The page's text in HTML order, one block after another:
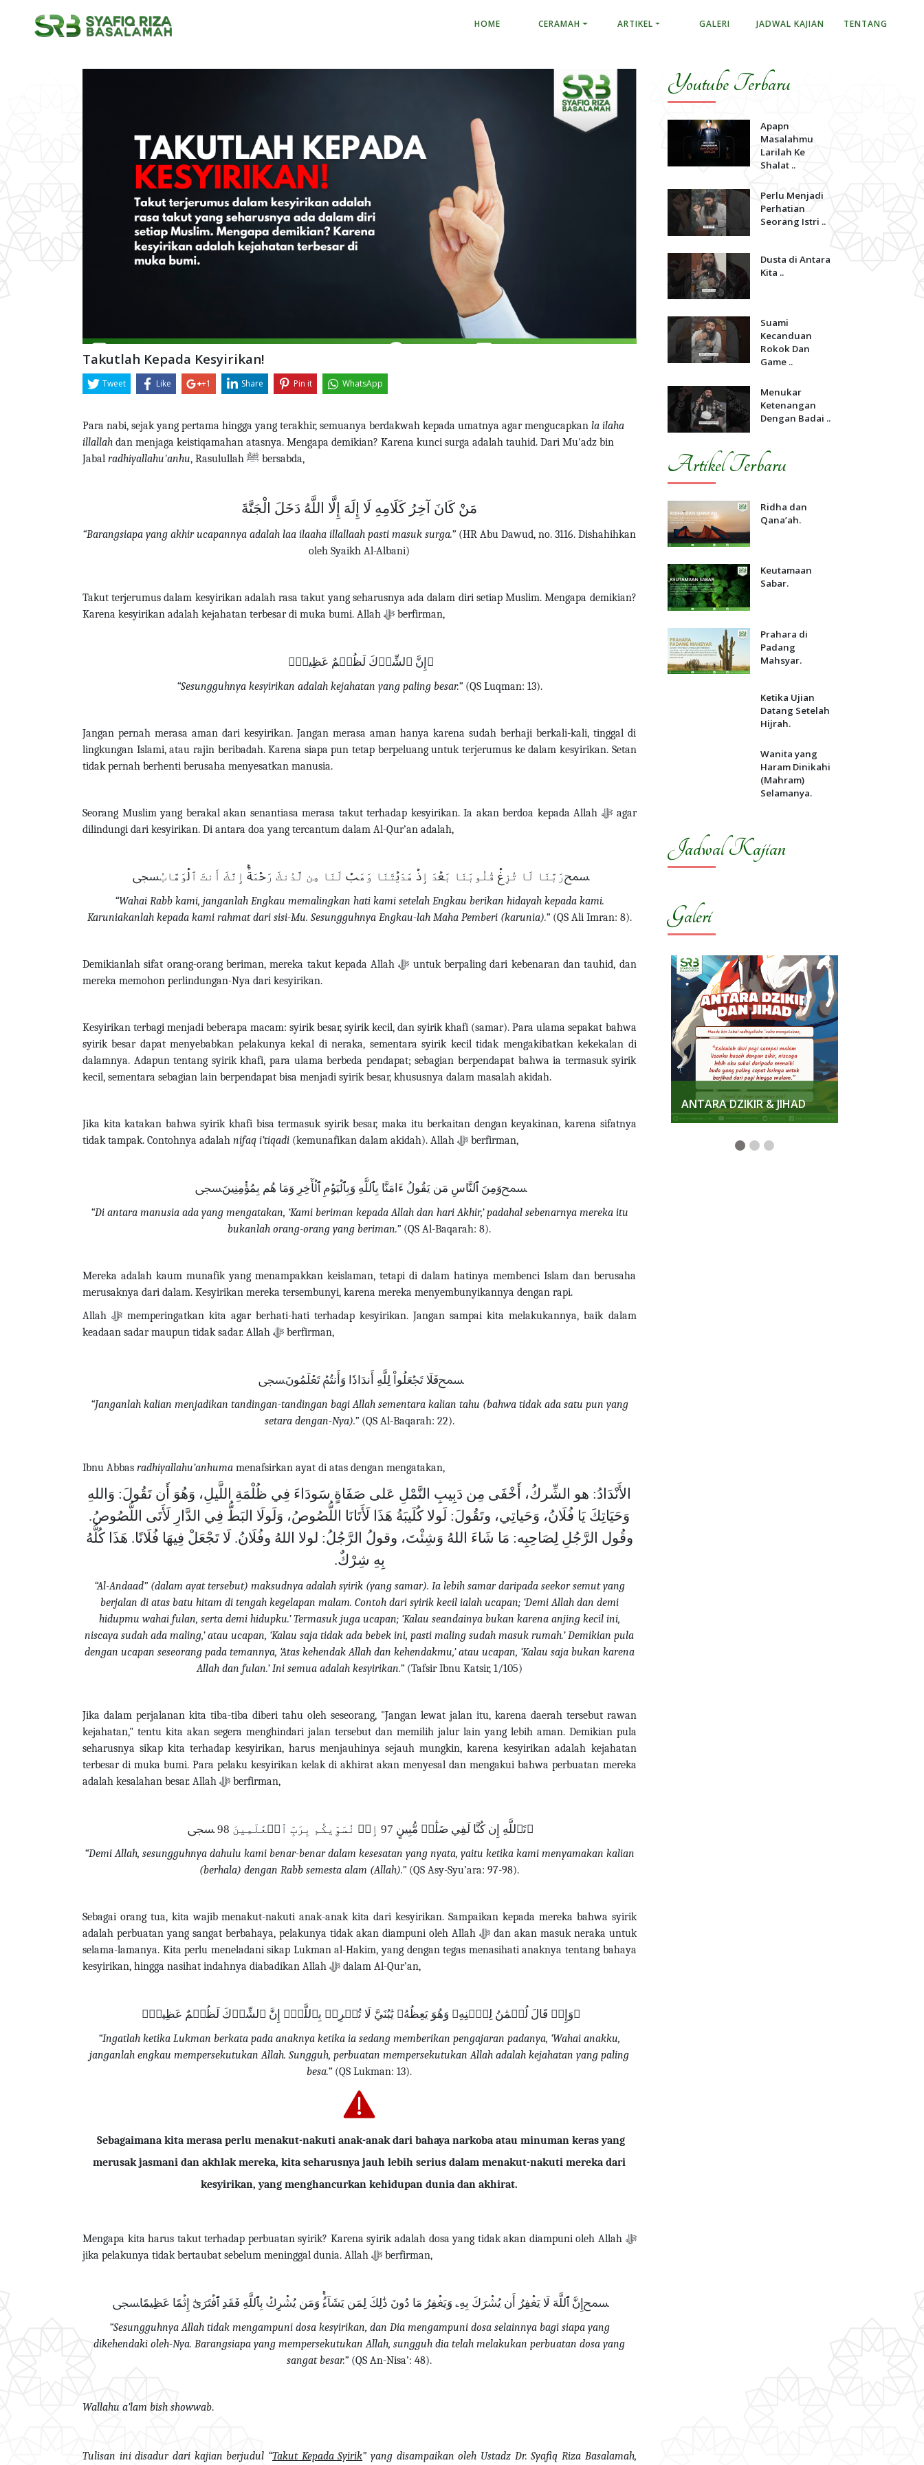
HOME CERAMAH ARTIKEL GALERI JADWAL KAJIAN TENTANG
Takutlah Kepada Kesyirikan!
Tweet Like +1 Share Pin it WhatsApp
Para nabi, sejak yang pertama hingga yang terakhir, semuanya berdakwah kepada umatnya agar mengucapkan la ilaha
illallah dan menjaga keistiqamahan atasnya. Mengapa demikian? Karena kunci surga adalah tauhid. Dari Mu'adz bin
Jabal radhiyallahu'anhu, Rasulullah ﷺ bersabda,
‌مَنْ ‌كَانَ ‌آخِرُ ‌كَلَامِهِ ‌لَا ‌إِلَهَ ‌إِلَّا ‌اللَّهُ دَخَلَ الْجَنَّةَ
“Barangsiapa yang akhir ucapannya adalah laa ilaaha illallaah pasti masuk surga.” (HR Abu Dawud, no. 3116. Dishahihkan
oleh Syaikh Al-Albani)
Takut terjerumus dalam kesyirikan adalah rasa takut yang seharusnya ada dalam diri setiap Muslim.Mengapa demikian?
Karena kesyirikan adalah kejahatan terbesar di muka bumi. Allah ﷻ berfirman,
ﵟإِنَّ ٱلشِّرۡكَ لَظُلۡمٌ عَظِيمٞﵞ
“Sesungguhnya kesyirikan adalah kejahatan yang paling besar.”(QS Luqman: 13).
Jangan pernah merasa aman dari kesyirikan. Jangan merasa aman hanya karena sudah berhaji berkali-kali, tinggal di
lingkungan Islami, atau rajin beribadah. Karena siapa pun tetap berpeluang untuk terjerumus ke dalam kesyirikan. Setan
tidak pernah berhenti berusaha menyesatkan manusia.
Seorang Muslim yang berakal akan senantiasa merasa takut terhadap kesyirikan.Ia akan berdoa kepada Allah ﷻagar
dilindungi dari kesyirikan. Di antara doa yang tercantum dalam Al-Qur’an adalah,
ﵟرَبَّنَا لَا تُزِغۡ قُلُوبَنَا بَعۡدَ إِذۡ هَدَيۡتَنَا وَهَبۡ لَنَا مِن لَّدُنكَ رَحۡمَةًۚ إِنَّكَ أَنتَ ٱلۡوَهَّابُﵞ
“Wahai Rabb kami, janganlah Engkau memalingkan hati kami setelah Engkau berikan hidayah kepada kami.
Karuniakanlah kepada kami rahmat dari sisi-Mu. Sesungguhnya Engkau-lah Maha Pemberi (karunia).”(QS Ali Imran: 8).
Demikianlah sifat orang-orang beriman, mereka takut kepada Allahﷻ untuk berpaling dari kebenaran dan tauhid, dan
mereka memohon perlindungan-Nya dari kesyirikan.
Kesyirikan terbagi menjadi beberapa macam: syirik besar, syirik kecil, dan syirik khafi (samar). Para ulama sepakat bahwa
syirik besar dapat menyebabkan pelakunya kekal di neraka, sementara syirik kecil tidak mengakibatkan kekekalan di
dalamnya. Adapun tentang syirik khafi, para ulama berbeda pendapat; sebagian berpendapat bahwa ia termasuk syirik
kecil, sementara sebagian lain berpendapat bisa menjadi syirik besar, khususnya dalam masalah akidah.
Jika kita katakan bahwa syirik khafi bisa termasuk syirik besar, maka itu berkaitan dengan keyakinan, karena sifatnya
tidak tampak. Contohnya adalah nifaq i’tiqadi (kemunafikan dalam akidah). Allah ﷻ berfirman,
ﵟوَمِنَ ٱلنَّاسِ مَن يَقُولُ ءَامَنَّا بِٱللَّهِ وَبِٱلۡيَوۡمِ ٱلۡأٓخِرِ وَمَا هُم بِمُؤۡمِنِينَﵞ
“Di antara manusia ada yang mengatakan, ‘Kami beriman kepada Allah dan hari Akhir,’ padahal sebenarnya mereka itu
bukanlah orang-orang yang beriman.” (QS Al-Baqarah: 8).
Mereka adalah kaum munafik yang menampakkan keislaman, tetapi di dalam hatinya membenci Islam dan berusaha
merusaknya dari dalam. Kesyirikan mereka tersembunyi, karena mereka menyembunyikannya dengan rapi.
Allahﷻ memperingatkan kita agar berhati-hati terhadap kesyirikan. Jangan sampai kita melakukannya, baik dalam
keadaan sadar maupun tidak sadar. Allah ﷻ berfirman,
ﵟفَلَا تَجۡعَلُواْ لِلَّهِ أَندَادٗا وَأَنتُمۡ تَعۡلَمُونَﵞ
“Janganlah kalian menjadikan tandingan-tandingan bagi Allah sementara kalian tahu (bahwa tidak ada satu pun yang
setara dengan-Nya).” (QS Al-Baqarah: 22).
Ibnu Abbas radhiyallahu’anhuma menafsirkan ayat di atas dengan mengatakan,
الأَنْدَادُ: هو الشِّركُ، أَخْفَى مِن دَبِيبِ النَّمْلِ عَلى صَفَاةٍ سَودَاءَ فِي ظُلْمَةِ اللَّيلِ، وَهُوَ أَن تَقُولَ: وَاللهِ
وَحَيَاتِكَ يَا فُلَانُ، وَحَياتِي، وتَقُولَ: لَولا كُلَيبَةُ هَذَا لَأَتَانَا اللُّصُوصُ، وَلَولَا البَطُّ فِي الدَّارِ لَأَتَى اللُّصُوصُ.
وقُول الرَّجُلِ لِصَاحِبِه: مَا شَاءَ اللهُ وَشِئْتَ، وقولُ الرَّجُلُ: لولا اللهُ وفُلَانُ. لَا تَجْعَلْ فِيهَا فُلَانًا. هَذَا كُلُّهُ
بِهِ شِرْكٌ.
“Al-Andaad” (dalam ayat tersebut) maksudnya adalah syirik (yang samar). Ia lebih samar daripada seekor semut yang
berjalan di atas batu hitam di tengah kegelapan malam. Contoh dari syirik kecil ialah ucapan; ‘Demi Allah dan demi
hidupmu wahai fulan, serta demi hidupku.’ Termasuk juga ucapan; ‘Kalau seandainya bukan karena anjing kecil ini,
niscaya sudah ada maling,’ atau ucapan, ‘Kalau saja tidak ada bebek ini, pasti maling sudah masuk rumah.’ Demikian pula
dengan ucapan seseorang pada temannya, ‘Atas kehendak Allah dan kehendakmu,’ atau ucapan, ‘Kalau saja bukan karena
Allah dan fulan.’ Ini semua adalah kesyirikan.” (Tafsir Ibnu Katsir, 1/105)
Jika dalam perjalanan kita tiba-tiba diberi tahu oleh seseorang, "Jangan lewat jalan itu, karena daerah tersebut rawan
kejahatan," tentu kita akan segera menghindari jalan tersebut dan memilih jalur lain yang lebih aman. Demikian pula
seharusnya sikap kita terhadap kesyirikan, harus menjauhinya sejauh mungkin, karena kesyirikan adalah kejahatan
terbesar di muka bumi. Para pelaku kesyirikan kelak di akhirat akan menyesal dan mengakui bahwa perbuatan mereka
adalah kesalahan besar. Allah ﷻ berfirman,
ﵟتَٱللَّهِ إِن كُنَّا لَفِي ضَلَٰلٖ مُّبِينٍ 97 إِذۡ نُسَوِّيكُم بِرَبِّ ٱلۡعَٰلَمِينَ 98 ﵞ
“Demi Allah, sesungguhnya dahulu kami benar-benar dalam kesesatan yang nyata, yaitu ketika kami menyamakan kalian
(berhala) dengan Rabb semesta alam (Allah).” (QS Asy-Syu’ara: 97-98).
Sebagai orang tua, kita wajib menakut-nakuti anak-anak kita dari kesyirikan. Sampaikan kepada mereka bahwa syirik
adalah perbuatan yang sangat berbahaya, pelakunya tidak akan diampuni oleh Allah ﷻdan akan masuk neraka untuk
selama-lamanya. Kita perlu meneladani sikap Lukman al-Hakim, yang dengan tegas menasihati anaknya tentang bahaya
kesyirikan, hingga nasihat indahnya diabadikan Allah ﷻ dalam Al-Qur’an,
ﵟوَإِذۡ قَالَ لُقۡمَٰنُ لِٱبۡنِهِۦ وَهُوَ يَعِظُهُۥ يَٰبُنَيَّ لَا تُشۡرِكۡ بِٱللَّهِۖ إِنَّ ٱلشِّرۡكَ لَظُلۡمٌ عَظِيمٞﵞ
“Ingatlah ketika Lukman berkata pada anaknya ketika ia sedang memberikan pengajaran padanya, ‘Wahai anakku,
janganlah engkau mempersekutukan Allah. Sungguh, perbuatan mempersekutukan Allah adalah kejahatan yang paling
besa.” (QS Lukman: 13).
Sebagaimana kita merasa perlu menakut-nakuti anak-anak dari bahaya narkoba atau minuman keras yang
merusak jasmani dan akhlak mereka, kita seharusnya jauh lebih serius dalam menakut-nakuti mereka dari
kesyirikan, yang menghancurkan kehidupan dunia dan akhirat.
Mengapa kita harus takut terhadap perbuatan syirik? Karena syirik adalah dosa yang tidak akan diampuni oleh Allah ﷻ
jika pelakunya tidak bertaubat sebelum meninggal dunia. Allah ﷻ berfirman,
ﵟإِنَّ ٱللَّهَ لَا يَغۡفِرُ أَن يُشۡرَكَ بِهِۦ وَيَغۡفِرُ مَا دُونَ ذَٰلِكَ لِمَن يَشَآءُۚ وَمَن يُشۡرِكۡ بِٱللَّهِ فَقَدِ ٱفۡتَرَىٰٓ إِثۡمًا عَظِيمًاﵞ
“Sesungguhnya Allah tidak mengampuni dosa kesyirikan, dan Dia mengampuni dosa selainnya bagi siapa yang
dikehendaki oleh-Nya. Barangsiapa yang mempersekutukan Allah, sungguh dia telah melakukan perbuatan dosa yang
sangat besar.” (QS An-Nisa’: 48).
Wallahu a’lam bish showwab.
Tulisan ini disadur dari kajian berjudul “Takut Kepada Syirik” yang disampaikan oleh Ustadz Dr. Syafiq Riza Basalamah,
Youtube Terbaru
Apapn
Masalahmu
Larilah Ke
Shalat ..
Perlu Menjadi
Perhatian
Seorang Istri ..
Dusta di Antara
Kita ..
Suami
Kecanduan
Rokok Dan
Game ..
Menukar
Ketenangan
Dengan Badai ..
Artikel Terbaru
Ridha dan
Qana’ah.
Keutamaan
Sabar.
Prahara di
Padang
Mahsyar.
Ketika Ujian
Datang Setelah
Hijrah.
Wanita yang
Haram Dinikahi
(Mahram)
Selamanya.
Jadwal Kajian
Galeri
ANTARA DZIKIR & JIHAD